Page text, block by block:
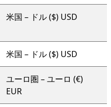
米国 – ドル ($) USD
米国 – ドル ($) USD
ユーロ圏 – ユーロ (€)
EUR